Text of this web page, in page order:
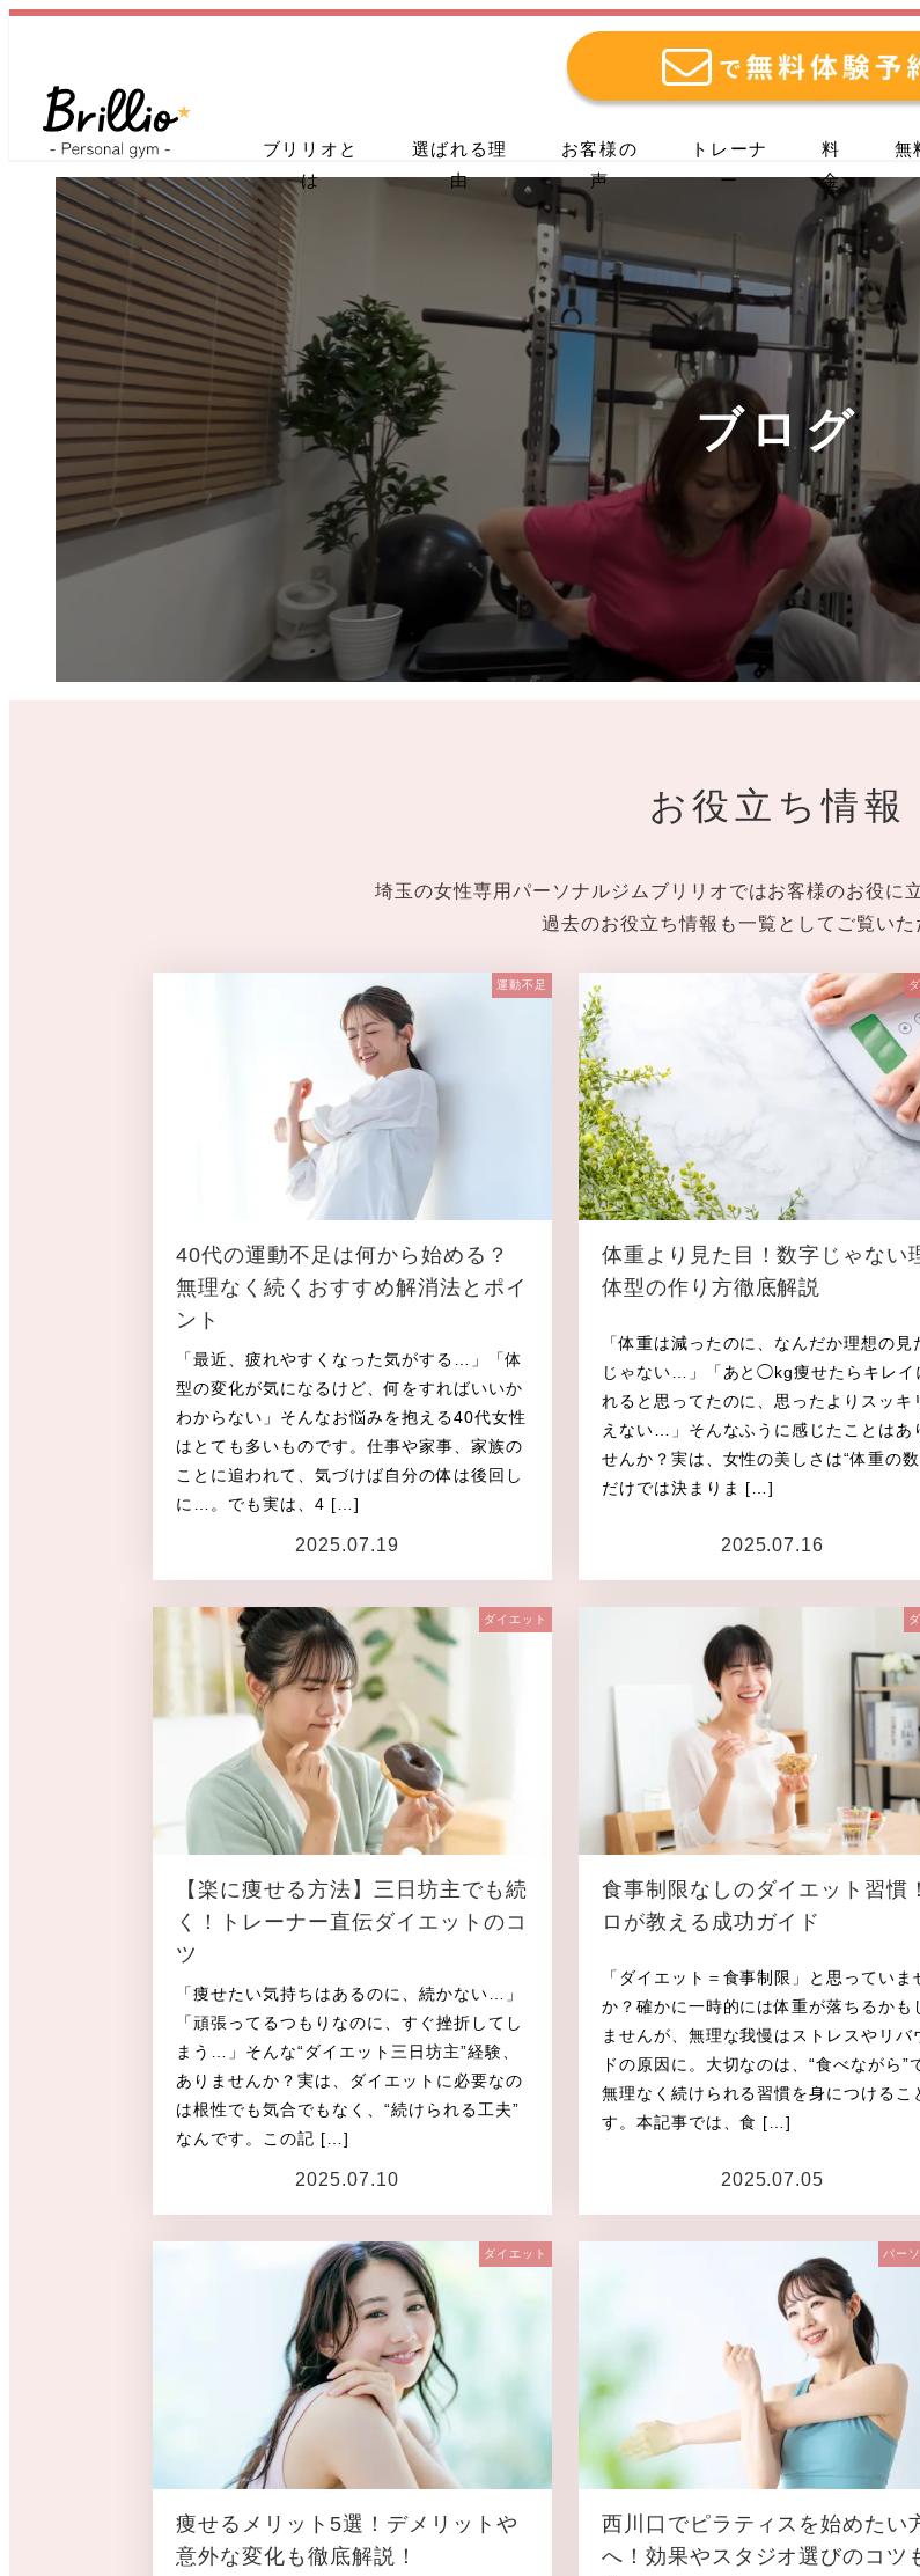
ブリリオと
は
選ばれる理
由
お客様の
声
トレーナ
ー
料
金
無
ブログ
お役立ち情報
埼玉の女性専用パーソナルジムブリリオではお客様のお役に
過去のお役立ち情報も一覧としてご覧いた
運動不足
40代の運動不足は何から始める？
無理なく続くおすすめ解消法とポイ
ント
「最近、疲れやすくなった気がする…」「体
型の変化が気になるけど、何をすればいいか
わからない」そんなお悩みを抱える40代女性
はとても多いものです。仕事や家事、家族の
ことに追われて、気づけば自分の体は後回し
に…。でも実は、4 […]
2025.07.19
体重より見た目！数字じゃない
体型の作り方徹底解説
「体重は減ったのに、なんだか理想の見
じゃない…」「あと◯kg痩せたらキレイ
れると思ってたのに、思ったよりスッキ
えない…」そんなふうに感じたことはあ
せんか？実は、女性の美しさは“体重の数
だけでは決まりま […]
2025.07.16
ダイエット
【楽に痩せる方法】三日坊主でも続
く！トレーナー直伝ダイエットのコ
ツ
「痩せたい気持ちはあるのに、続かない…」
「頑張ってるつもりなのに、すぐ挫折してし
まう…」そんな“ダイエット三日坊主”経験、
ありませんか？実は、ダイエットに必要なの
は根性でも気合でもなく、“続けられる工夫”
なんです。この記 […]
2025.07.10
食事制限なしのダイエット習慣
ロが教える成功ガイド
「ダイエット＝食事制限」と思っていま
か？確かに一時的には体重が落ちるかも
ませんが、無理な我慢はストレスやリバ
ドの原因に。大切なのは、“食べながら”
無理なく続けられる習慣を身につけるこ
す。本記事では、食 […]
2025.07.05
ダイエット
痩せるメリット5選！デメリットや
意外な変化も徹底解説！
パー
西川口でピラティスを始めたい
へ！効果やスタジオ選びのコツ